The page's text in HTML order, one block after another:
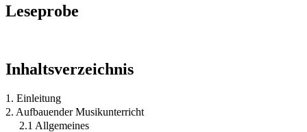
Leseprobe
Inhaltsverzeichnis
1. Einleitung
2. Aufbauender Musikunterricht
2.1 Allgemeines